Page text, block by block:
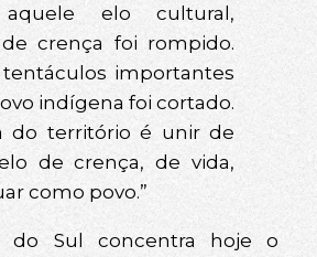
aquele elo cultural,
crença foi rompido.
importantes
indígena foi cortado.
do território é unir de
de crença, de vida,
como povo.”
do Sul concentra hoje o